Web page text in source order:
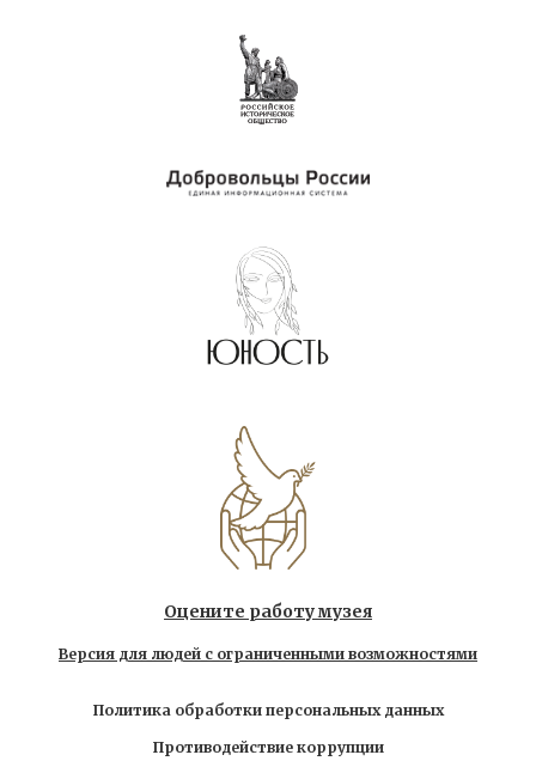
Оцените работу музея
Версия для людей с ограниченными возможностями
Политика обработки персональных данных
Противодействие коррупции